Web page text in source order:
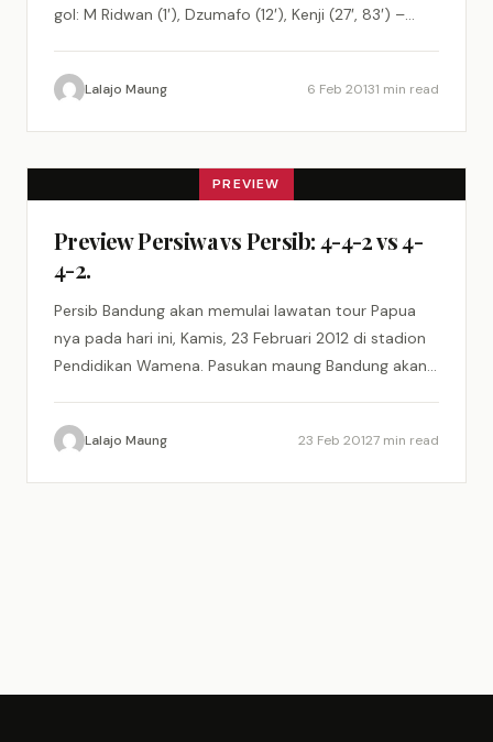
gol: M Ridwan (1′), Dzumafo (12′), Kenji (27′, 83′) –
Lalajo Maung 6 Feb 20131 min read
PREVIEW
Preview Persiwa vs Persib: 4-4-2 vs 4-
4-2.
Persib Bandung akan memulai lawatan tour Papua
nya pada hari ini, Kamis, 23 Februari 2012 di stadion
Pendidikan Wamena. Pasukan maung Bandung akan
Lalajo Maung 23 Feb 20127 min read